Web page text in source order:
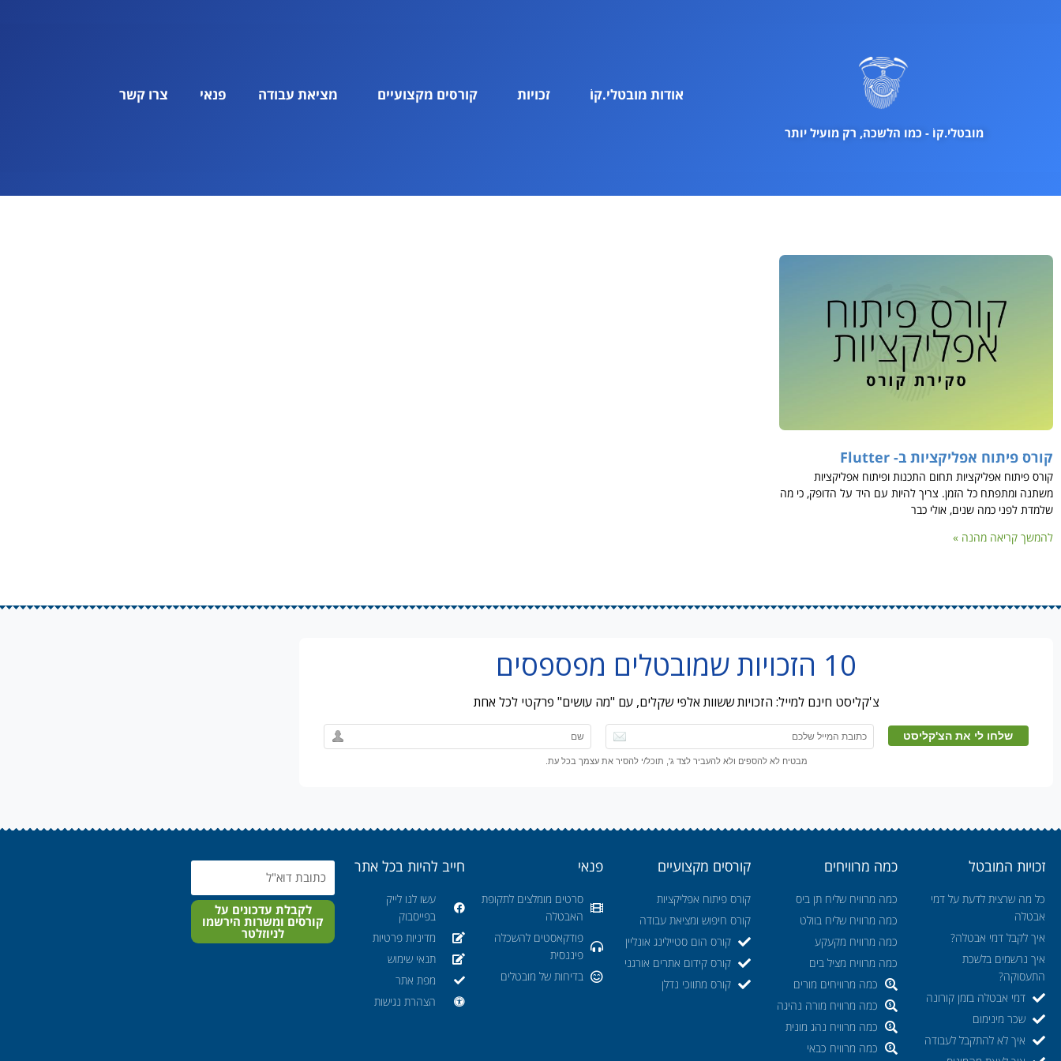
מובטלי.קוֹ - כמו הלשכה, רק מועיל יותר
אודות מובטלי.קוֹ זכויות קורסים מקצועיים מציאת עבודה פנאי צרו קשר
קורס פיתוח אפליקציות ב- Flutter
קורס פיתוח אפליקציות תחום התכנות ופיתוח אפליקציות
משתנה ומתפתח כל הזמן. צריך להיות עם היד על הדופק, כי מה
שלמדת לפני כמה שנים, אולי כבר
להמשך קריאה מהנה »
10 הזכויות שמובטלים מפספסים
צ'קליסט חינם למייל: הזכויות ששוות אלפי שקלים, עם "מה עושים" פרקטי לכל אחת
מבטיח לא להספים ולא להעביר לצד ג', תוכל/י להסיר את עצמך בכל עת.
זכויות המובטל
כל מה שרצית לדעת על דמי
אבטלה
איך לקבל דמי אבטלה?
איך נרשמים בלשכת
התעסוקה?
דמי אבטלה בזמן קורונה
שכר מינימום
איך לא להתקבל לעבודה
כמה מרוויחים
כמה מרוויח שליח תן ביס
כמה מרוויח שליח בוולט
כמה מרוויח מקעקע
כמה מרוויח מציל בים
כמה מרוויחים מורים
כמה מרוויח מורה נהיגה
כמה מרוויח נהג מונית
כמה מרוויח כבאי
קורסים מקצועיים
קורס פיתוח אפליקציות
קורס חיפוש ומציאת עבודה
קורס הום סטיילינג אונליין
קורס קידום אתרים אורגני
קורס מתווכי נדלן
פנאי
סרטים מומלצים לתקופת
האבטלה
פודקאסטים להשכלה
פיננסית
בדיחות של מובטלים
חייב להיות בכל אתר
עשו לנו לייק
בפייסבוק
מדיניות פרטיות
תנאי שימוש
מפת אתר
הצהרת נגישות
Email
לקבלת עדכונים על
קורסים ומשרות הירשמו
לניוזלטר